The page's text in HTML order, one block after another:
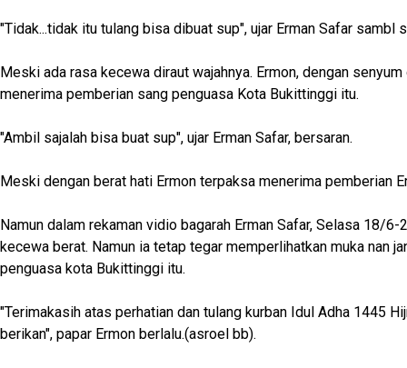
"Tidak...tidak itu tulang bisa dibuat sup", ujar Erman Safar sambl
Meski ada rasa kecewa diraut wajahnya. Ermon, dengan
menerima pemberian sang penguasa Kota Bukittinggi itu.
"Ambil sajalah bisa buat sup", ujar Erman Safar, bersaran.
Meski dengan berat hati Ermon terpaksa menerima pemberian
Namun dalam rekaman vidio bagarah Erman Safar, Selasa 18/
kecewa berat. Namun ia tetap tegar memperlihatkan muka nan
penguasa kota Bukittinggi itu.
"Terimakasih atas perhatian dan tulang kurban Idul Adha 1445
berikan", papar Ermon berlalu.(asroel bb).